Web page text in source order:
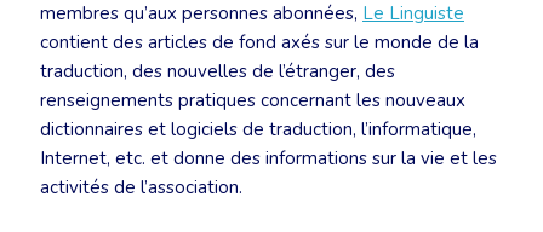
membres qu’aux personnes abonnées, Le Linguiste
contient des articles de fond axés sur le monde de la
traduction, des nouvelles de l’étranger, des
renseignements pratiques concernant les nouveaux
dictionnaires et logiciels de traduction, l’informatique,
Internet, etc. et donne des informations sur la vie et les
activités de l’association.